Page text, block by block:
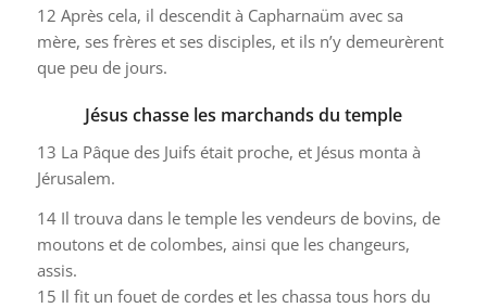
12 Après cela, il descendit à Capharnaüm avec sa
mère, ses frères et ses disciples, et ils n’y demeurèrent
que peu de jours.
Jésus chasse les marchands du temple
13 La Pâque des Juifs était proche, et Jésus monta à
Jérusalem.
14 Il trouva dans le temple les vendeurs de bovins, de
moutons et de colombes, ainsi que les changeurs,
assis.
15 Il fit un fouet de cordes et les chassa tous hors du